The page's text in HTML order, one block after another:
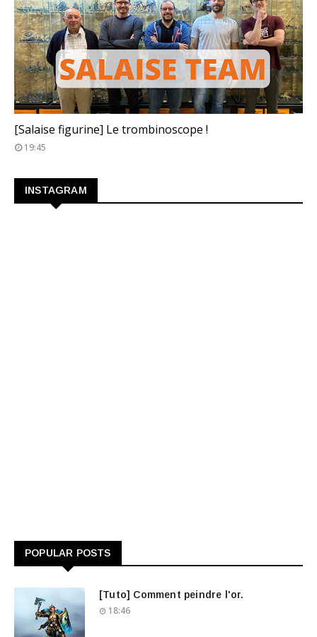
[Salaise figurine] Le trombinoscope !
19:45
INSTAGRAM
POPULAR POSTS
[Tuto] Comment peindre l'or.
18:46